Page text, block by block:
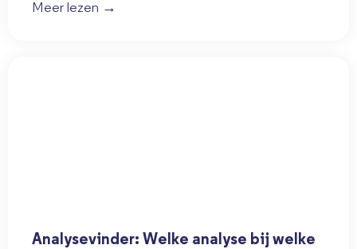
Meer lezen →
Analysevinder: Welke analyse bij welke